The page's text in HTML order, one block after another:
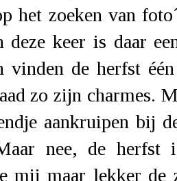
het zoeken van
deze keer is daar
vinden de herfst
zo zijn charmes.
aankruipen bij
nee, de
mij maar lekker de